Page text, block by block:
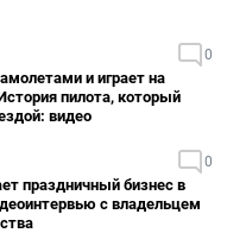
0
и играет на
пилота, который
видео
0
праздничный бизнес в
с владельцем